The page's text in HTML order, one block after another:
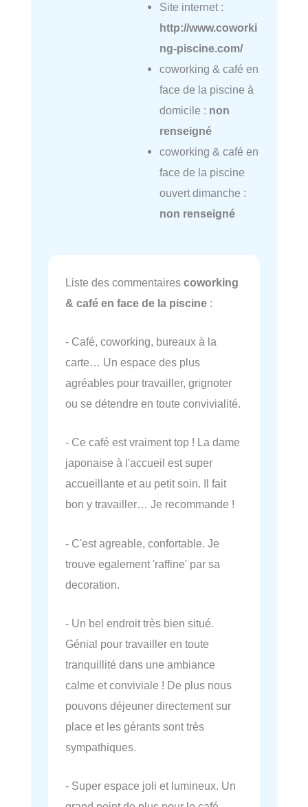
Site internet :
http://www.coworki
ng-piscine.com/
coworking & café en
face de la piscine à
domicile : non
renseigné
coworking & café en
face de la piscine
ouvert dimanche :
non renseigné
Liste des commentaires coworking
& café en face de la piscine :
- Café, coworking, bureaux à la
carte… Un espace des plus
agréables pour travailler, grignoter
ou se détendre en toute convivialité.
- Ce café est vraiment top ! La dame
japonaise à l'accueil est super
accueillante et au petit soin. Il fait
bon y travailler… Je recommande !
- C'est agreable, confortable. Je
trouve egalement 'raffine' par sa
decoration.
- Un bel endroit très bien situé.
Génial pour travailler en toute
tranquillité dans une ambiance
calme et conviviale ! De plus nous
pouvons déjeuner directement sur
place et les gérants sont très
sympathiques.
- Super espace joli et lumineux. Un